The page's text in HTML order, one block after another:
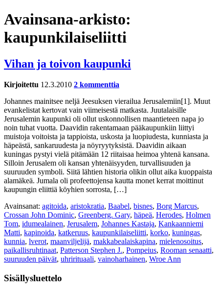
Avainsana-arkisto:
kaupunkilaiseliitti
Vihan ja toivon kaupunki
Kirjoitettu 12.3.2010 2 kommenttia
Johannes mainitsee neljä Jeesuksen vierailua Jerusalemiin[1]. Muut
evankelistat kertovat vain viimeisestä matkasta. Juutalaisille
Jerusalemin kaupunki oli ollut uskonnollisen maantieteen napa jo
noin tuhat vuotta. Daavidin rakentamaan pääkaupunkiin liittyi
muistoja voitoista ja tappioista, uskosta ja luopiudesta, kunniasta ja
häpeästä, sankaruudesta ja nöyryytyksistä. Daavidin aikaan
kuningas pystyi vielä pitämään 12 riitaisaa heimoa yhtenä kansana.
Silloin Jerusalem oli kansan yhtenäisyyden, turvallisuuden ja
suuruuden symboli. Siitä lähtien historia olikin ollut aika kuoppaista
alamäkeä. Jumala oli profeettojensa kautta monet kerrat moittinut
kaupungin eliittiä köyhien sorrosta, […]
Avainsanat: agitoida, aristokratia, Baabel, bisnes, Borg Marcus,
Crossan John Dominic, Greenberg. Gary, häpeä, Herodes, Holmen
Tom, idumealainen, Jerusalem, Johannes Kastaja, Kankaanniemi
Matti, kapinoida, katkeruus, kaupunkilaiseliitti, korko, kuningas,
kunnia, lverot, maanviljelijä, makkabealaiskapina, mielenosoitus,
paikallisruhtinaat, Patterson Stephen J., Pompeius, Rooman senaatti,
suuruuden päivät, uhrirituaali, vainoharhainen, Wroe Ann
Sisällysluettelo